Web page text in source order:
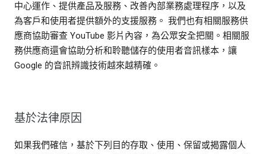
中心運作、提供產品及服務、改善內部業務處理程序，以及
為客戶和使用者提供額外的支援服務。 我們也有相關服務供
應商協助審查 YouTube 影片內容，為公眾安全把關。相關服
務供應商還會協助分析和聆聽儲存的使用者音訊樣本，讓
Google 的音訊辨識技術越來越精確。
基於法律原因
如果我們確信，基於下列目的存取、使用、保留或揭露個人